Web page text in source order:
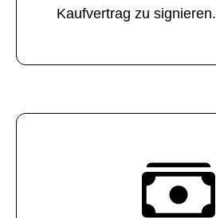
Kaufvertrag zu signieren.